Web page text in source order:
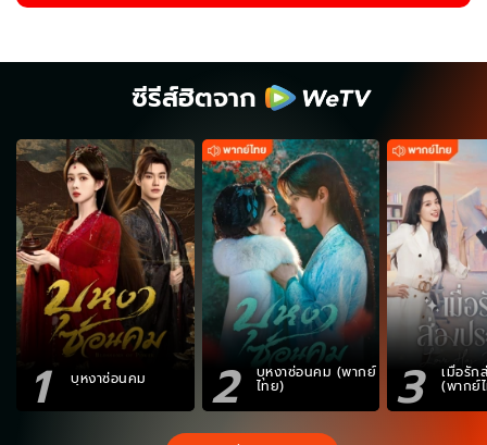
ซีรีส์ฮิตจาก
1 บุหงาซ่อนคม 2 บุหงาซ่อนคม (พากย์
ไทย) 3 เมื่อรัก
(พากย์